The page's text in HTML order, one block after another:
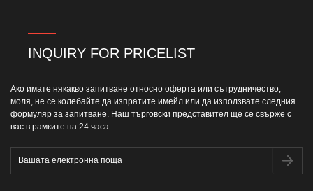
INQUIRY FOR PRICELIST
Ако имате някакво запитване относно оферта или сътрудничество,
моля, не се колебайте да изпратите имейл или да използвате следния
формуляр за запитване. Наш търговски представител ще се свърже с
вас в рамките на 24 часа.